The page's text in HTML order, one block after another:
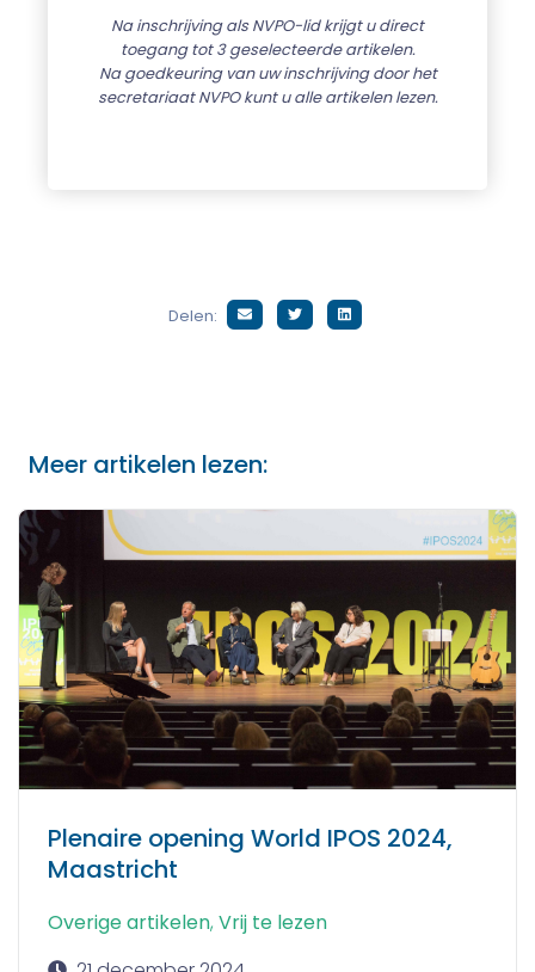
Na inschrijving als NVPO-lid krijgt u direct
toegang tot 3 geselecteerde artikelen.
Na goedkeuring van uw inschrijving door het
secretariaat NVPO kunt u alle artikelen lezen.
Delen:
Meer artikelen lezen:
Plenaire opening World IPOS 2024,
Maastricht
Overige artikelen, Vrij te lezen